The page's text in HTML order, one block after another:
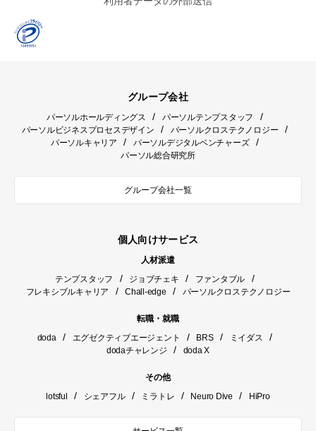
グループ会社
パーソルホールディングス / パーソルテンプスタッフ /
パーソルビジネスプロセスデザイン / パーソルクロステクノロジー /
パーソルキャリア / パーソルデジタルベンチャーズ /
パーソル総合研究所
グループ会社一覧
個人向けサービス
人材派遣
テンプスタッフ
/ ジョブチェキ / ファンタブル /
フレキシブルキャリア / Chall-edge / パーソルクロステクノロジー
転職・就職
doda
/ エグゼクティブエージェント / BRS / ミイダス /
dodaチャレンジ / doda X
その他
lotsful
/ シェアフル / ミラトレ / Neuro Dive / HiPro